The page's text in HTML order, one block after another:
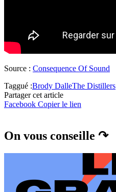
Source : Consequence Of Sound
Taggué :Brody DalleThe Distillers
Partager cet article
Facebook Copier le lien
On vous conseille ↷